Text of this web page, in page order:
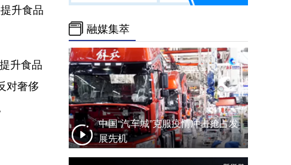
升食品
升食品
对奢侈
融媒集萃
中国“汽车城”克服疫情冲击抢占发
展先机